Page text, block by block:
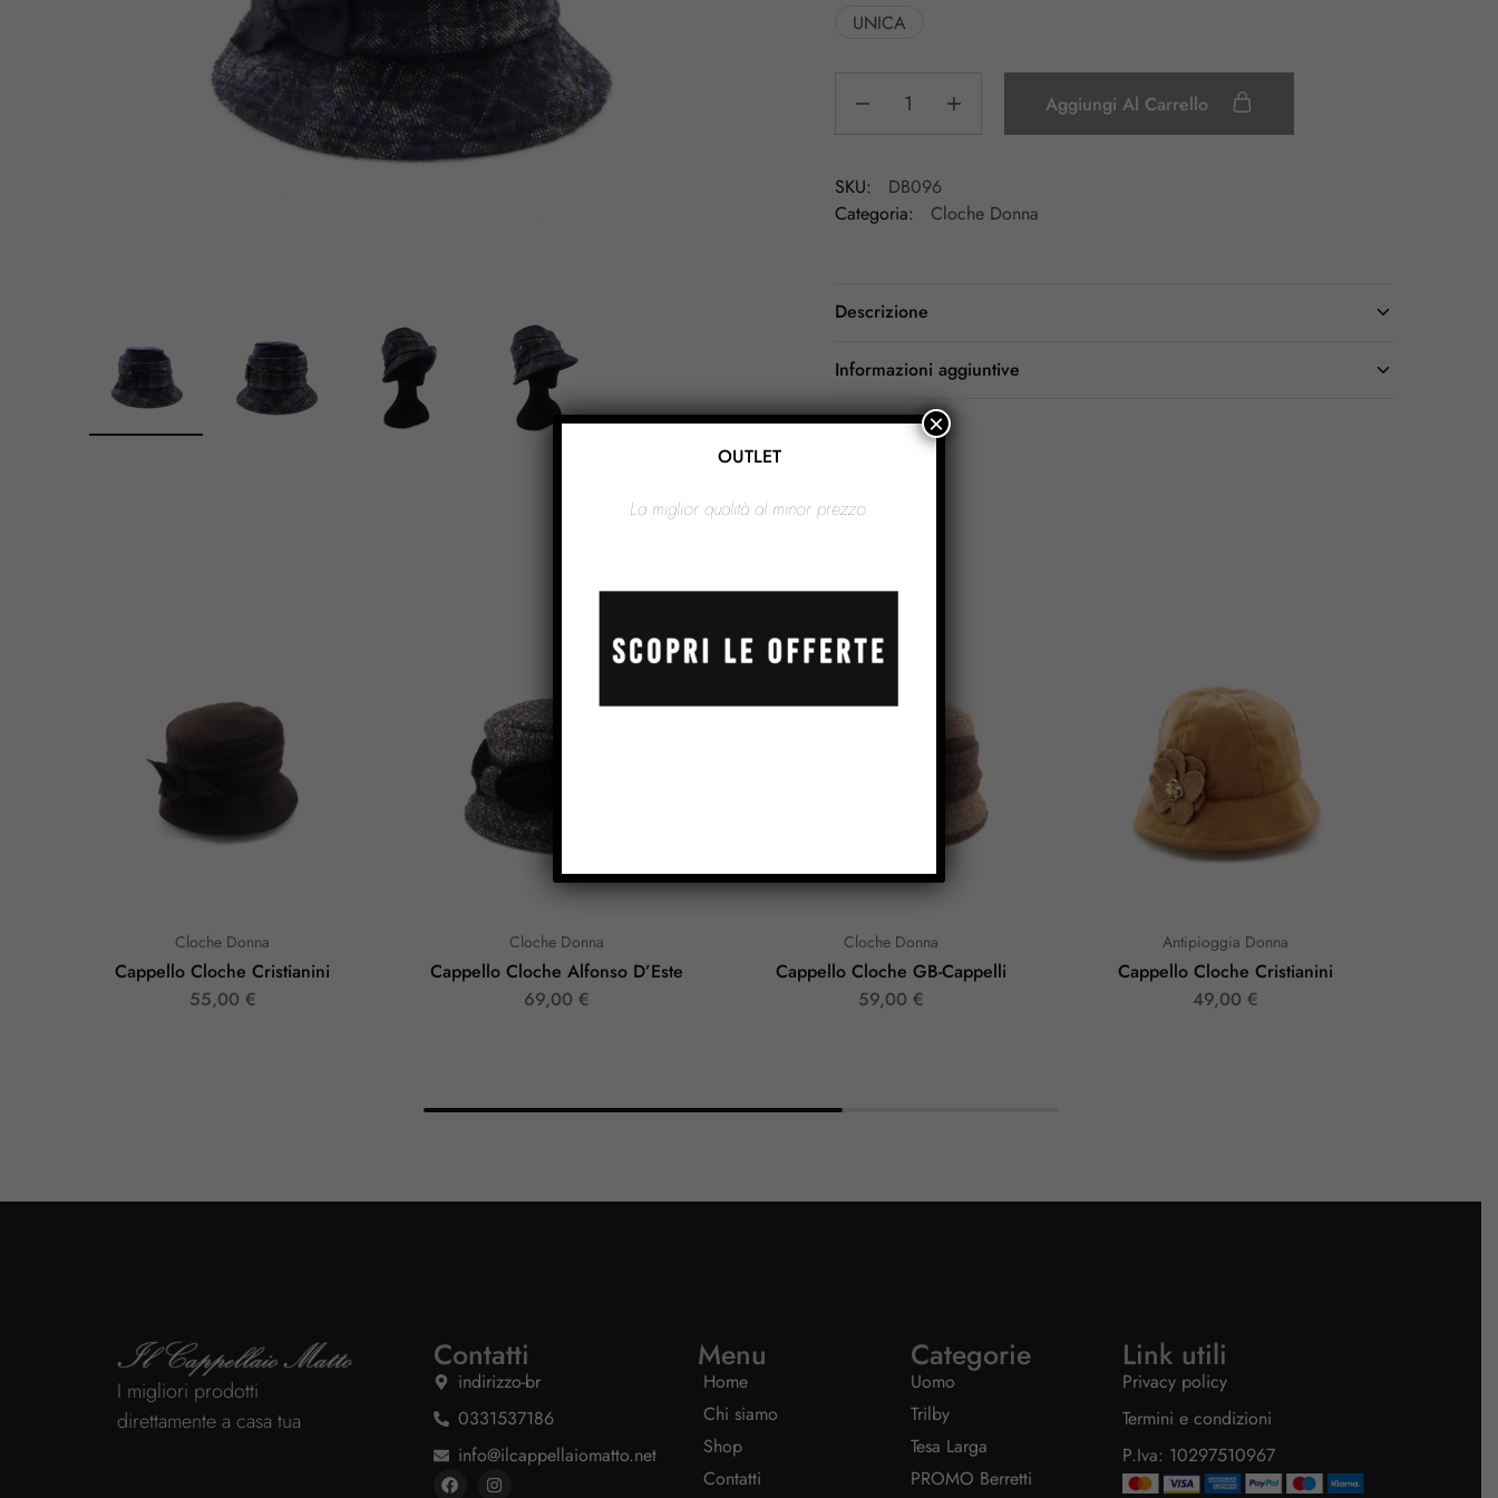
UNICA
Aggiungi Al Carrello
SKU:
DB096
Categoria:
Cloche Donna
Descrizione
Informazioni aggiuntive
Cloche Donna
Cappello Cloche Cristianini
55,00 €
Cloche Donna
Cappello Cloche Alfonso D’Este
69,00 €
Cloche Donna
Cappello Cloche GB-Cappelli
59,00 €
Antipioggia Donna
Cappello Cloche Cristianini
49,00 €
I migliori prodotti
direttamente a casa tua
Contatti
indirizzo-br
0331537186
info@ilcappellaiomatto.net
Menu
Home
Chi siamo
Shop
Contatti
Categorie
Uomo
Trilby
Tesa Larga
PROMO Berretti
Link utili
Privacy policy
Termini e condizioni
P.Iva: 10297510967
OUTLET
La miglior qualità al minor prezzo.
×